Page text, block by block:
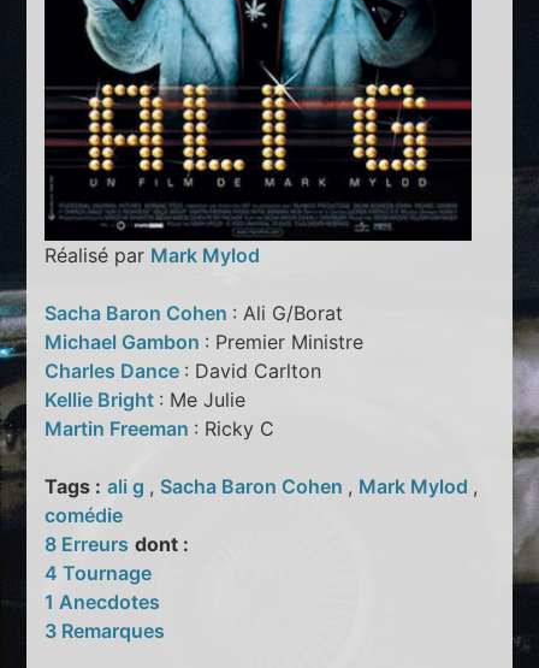
Réalisé par Mark Mylod
Sacha Baron Cohen : Ali G/Borat
Michael Gambon : Premier Ministre
Charles Dance : David Carlton
Kellie Bright : Me Julie
Martin Freeman : Ricky C
Tags : ali g , Sacha Baron Cohen , Mark Mylod ,
comédie
8 Erreurs dont :
4 Tournage
1 Anecdotes
3 Remarques